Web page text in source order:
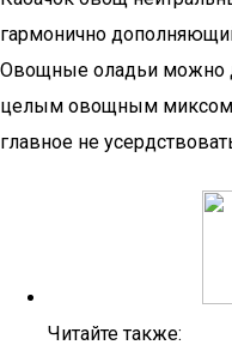
гармонично
Овощные оладьи можно
целым овощным миксом.
главное не
Читайте также: